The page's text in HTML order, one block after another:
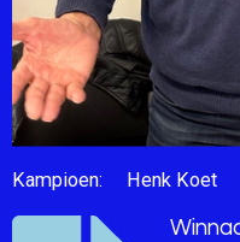
Kampioen: Henk Koet